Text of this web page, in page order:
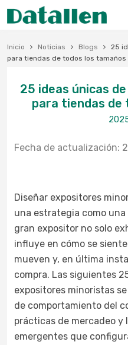
Inicio Noticias Blogs
25
para tiendas de todos los tamaños
25 ideas únicas
para tiendas de
Fecha de actualización:
Diseñar expositores
una estrategia como
gran expositor no solo
influye en cómo se
mueven y, en última
compra. Las siguientes
expositores minoristas
de comportamiento del
prácticas de mercadeo
emergentes que